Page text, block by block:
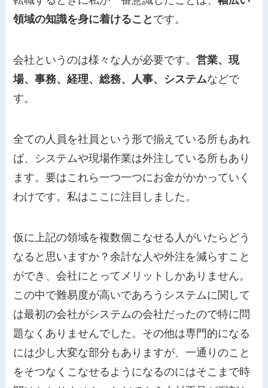
領域の知識を身に着けること です。
会社というのは様々な人が必要です。営業、現
場、事務、経理、総務、人事、システムなどで
す。
全ての人員を社員という形で揃えている所もあれ
ば、システムや現場作業は外注している所もあり
ます。要はこれら一つ一つにお金がかかっていく
わけです。私はここに注目しました。
仮に上記の領域を複数個こなせる人がいたらどう
なると思いますか？余計な人や外注を減らすこと
ができ、会社にとってメリットしかありません。
この中で難易度が高いであろうシステムに関して
は最初の会社がシステムの会社だったので特に問
題なくありませんでした。その他は専門的になる
には少し大変な部分もありますが、一通りのこと
をそつなくこなせるようになるのにはそこまで時